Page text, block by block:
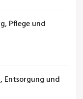
Pflege und
Entsorgung und